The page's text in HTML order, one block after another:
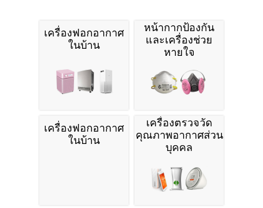
เครื่องฟอกอากาศ
ในบ้าน
หน้ากากป้องกัน
และเครื่องช่วย
หายใจ
เครื่องฟอกอากาศ
ในบ้าน
เครื่องตรวจวัด
คุณภาพอากาศส่วน
บุคคล